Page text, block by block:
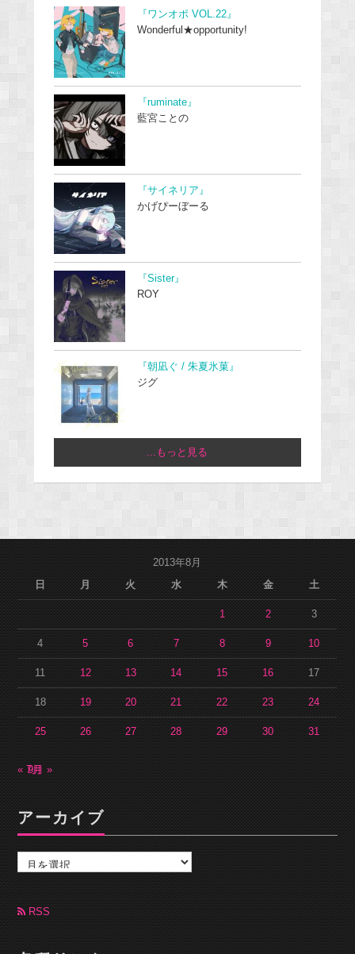
『ワンオポ VOL.22』
Wonderful★opportunity!
『ruminate』
藍宮ことの
『サイネリア』
かげぴーぼーる
『Sister』
ROY
『朝凪ぐ / 朱夏氷菓』
ジグ
...もっと見る
2013年8月
日
月 火 水 木 金 土
1 2 3
4 5 6 7 8 9 10
11 12 13 14 15 16 17
18 19 20 21 22 23 24
25 26 27 28 29 30 31
« 7月9月 »
アーカイブ
カ
ブ RSS